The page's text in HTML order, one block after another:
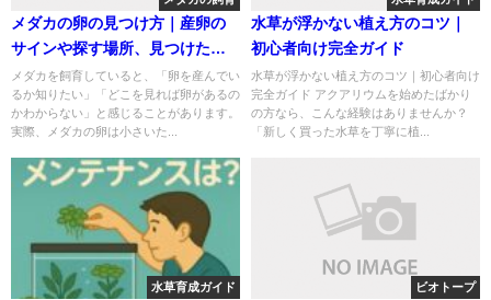
メダカの卵の見つけ方｜産卵の
サインや探す場所、見つけた後
のポイントを解説
メダカを飼育していると、「卵を産んでい
るか知りたい」「どこを見れば卵があるの
かわからない」と感じることがあります。
実際、メダカの卵は小さいた...
水草が浮かない植え方のコツ｜
初心者向け完全ガイド
水草が浮かない植え方のコツ｜初心者向け
完全ガイド アクアリウムを始めたばかり
の方なら、こんな経験はありませんか？
「新しく買った水草を丁寧に植...
水草育成ガイド ビオトープ